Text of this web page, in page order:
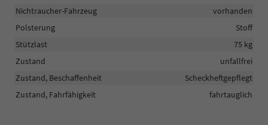
Nichtraucher-Fahrzeug
vorhanden
Polsterung
Stoff
Stützlast
75 kg
Zustand
unfallfrei
Zustand, Beschaffenheit
Scheckheftgepflegt
Zustand, Fahrfähigkeit
fahrtauglich